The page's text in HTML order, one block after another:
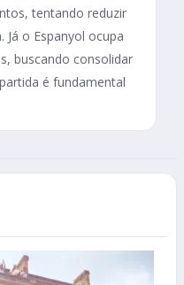
tentando reduzir
Já o Espanyol ocupa
buscando consolidar
é fundamental